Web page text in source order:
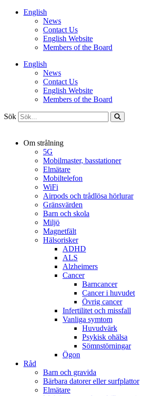
HoppaEnglish
News
Contact Us
English Website
Members of the Board
English
News
Contact Us
English Website
Members of the Board
Sök
Om strålning
5G
Mobilmaster, basstationer
Elmätare
Mobiltelefon
WiFi
Airpods och trådlösa hörlurar
Gränsvärden
Barn och skola
Miljö
Magnetfält
Hälsorisker
ADHD
ALS
Alzheimers
Cancer
Barncancer
Cancer i huvudet
Övrig cancer
Infertilitet och missfall
Vanliga symtom
Huvudvärk
Psykisk ohälsa
Sömnstörningar
Ögon
Råd
Barn och gravida
Bärbara datorer eller surfplattor
Elmätare